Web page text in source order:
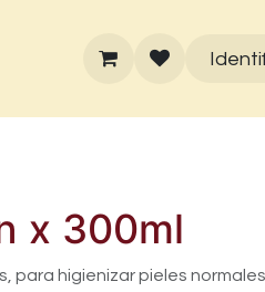
x 300ml
para higienizar pieles